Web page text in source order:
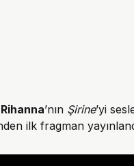
Rihanna’nın Şirine’yi
ilk fragman